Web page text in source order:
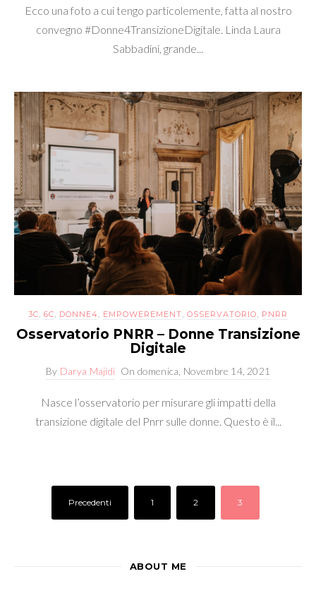
Ecco una foto a cui tengo particolemente, fatta al nostro
convegno #Donne4TransizioneDigitale. Linda Laura
Sabbadini, grande...
3C, 6C, DONNE4, EMPOWEREMENT, OSSERVATORIO, PNRR
Osservatorio PNRR – Donne Transizione
Digitale
By Darya Majidi On domenica, Novembre 14, 2021
Nasce l’osservatorio per misurare gli impatti della
transizione digitale del Pnrr sulle donne. Questo è il...
Precedenti 1 2 3
ABOUT ME